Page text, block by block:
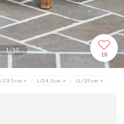
1/10
18
23.5cm × L/24.5cm × LL/25cm ×